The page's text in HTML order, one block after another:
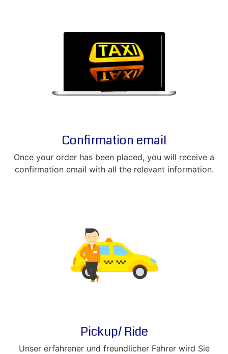
Confirmation email
Once your order has been placed, you will receive a
confirmation email with all the relevant information.
Pickup/ Ride
Unser erfahrener und freundlicher Fahrer wird Sie